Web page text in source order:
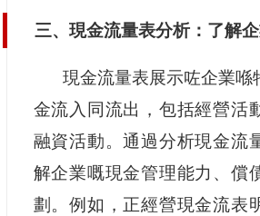
三、現金流量表分析：了解
現金流量表展示咗企業喺
金流入同流出，包括經營活
融資活動。通過分析現金流
解企業嘅現金管理能力、償
劃。例如，正經營現金流表